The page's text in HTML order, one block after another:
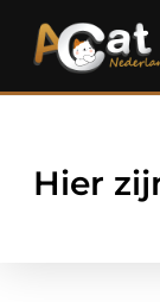
Hier